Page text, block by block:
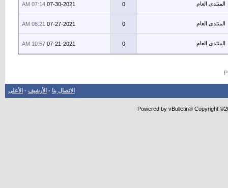
المنتدى العام 0
07-30-2021
07:14 AM
المنتدى العام 0
07-27-2021
08:21 AM
المنتدى العام 0
07-21-2021
10:57 AM
الاتصال بنا - الأرشيف - الأعلى
Powered by vBulletin® Copyright